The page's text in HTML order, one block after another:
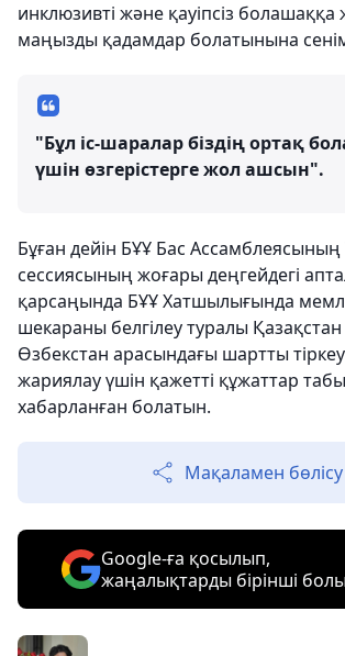
инклюзивті және қауіпсіз
маңызды қадамдар болатынына сенім
"Бұл іс-шаралар біздің ортақ
үшін өзгерістерге жол ашсын".
Бұған дейін БҰҰ Бас
сессиясының жоғары деңгейдегі
қарсаңында БҰҰ Хатшылығында
шекараны белгілеу туралы
Өзбекстан арасындағы шартты
жариялау үшін қажетті құжаттар
хабарланған болатын.
Мақаламен бөлісу
Google-ға қосылып,
жаңалықтарды бірінші